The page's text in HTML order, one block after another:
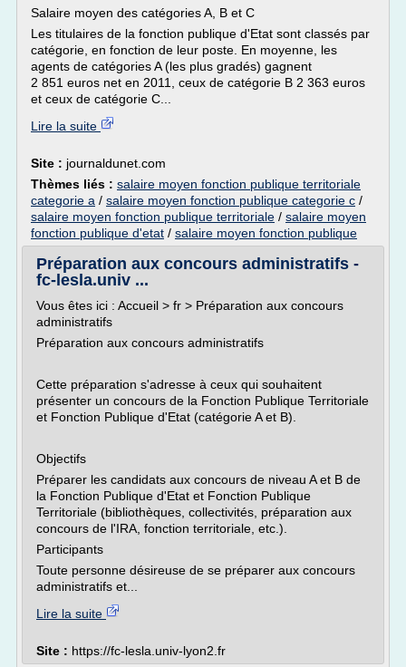
Salaire moyen des catégories A, B et C
Les titulaires de la fonction publique d'Etat sont classés par
catégorie, en fonction de leur poste. En moyenne, les
agents de catégories A (les plus gradés) gagnent
2 851 euros net en 2011, ceux de catégorie B 2 363 euros
et ceux de catégorie C...
Lire la suite
Site : journaldunet.com
Thèmes liés : salaire moyen fonction publique territoriale
categorie a / salaire moyen fonction publique categorie c /
salaire moyen fonction publique territoriale / salaire moyen
fonction publique d'etat / salaire moyen fonction publique
Préparation aux concours administratifs -
fc-lesla.univ ...
Vous êtes ici : Accueil > fr > Préparation aux concours
administratifs
Préparation aux concours administratifs
Cette préparation s'adresse à ceux qui souhaitent
présenter un concours de la Fonction Publique Territoriale
et Fonction Publique d'Etat (catégorie A et B).
Objectifs
Préparer les candidats aux concours de niveau A et B de
la Fonction Publique d'Etat et Fonction Publique
Territoriale (bibliothèques, collectivités, préparation aux
concours de l'IRA, fonction territoriale, etc.).
Participants
Toute personne désireuse de se préparer aux concours
administratifs et...
Lire la suite
Site : https://fc-lesla.univ-lyon2.fr